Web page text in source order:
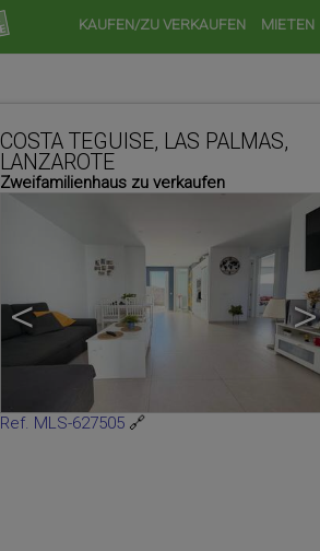
KAUFEN/ZU VERKAUFEN MIETEN
COSTA TEGUISE, LAS PALMAS,
LANZAROTE
Zweifamilienhaus zu verkaufen
< >
Ref. MLS-627505 🔗